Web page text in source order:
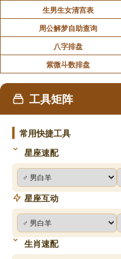
生男生女清宫表
周公解梦自助查询
八字排盘
紫微斗数排盘
工具矩阵
常用快捷工具
星座速配
星座互动
生肖速配